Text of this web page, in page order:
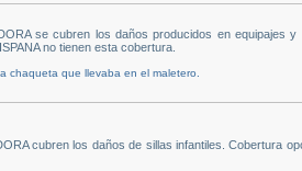
se cubren los daños producidos en equipajes
no tienen esta cobertura.
chaqueta que llevaba en el maletero.
cubren los daños de sillas infantiles. Cobertura